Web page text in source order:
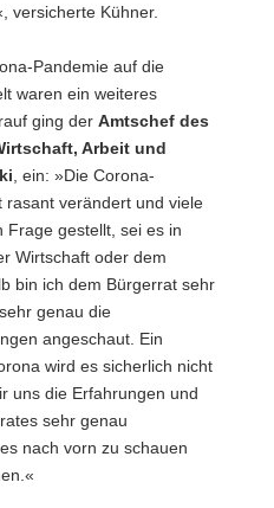
versicherte Kühner.
Pandemie auf die
waren ein weiteres
ging der Amtschef des
Arbeit und
, ein: »Die Corona-
rasant verändert und viele
Frage gestellt, sei es in
Wirtschaft oder dem
bin ich dem Bürgerrat sehr
genau die
angeschaut. Ein
wird es sicherlich nicht
uns die Erfahrungen und
sehr genau
nach vorn zu schauen